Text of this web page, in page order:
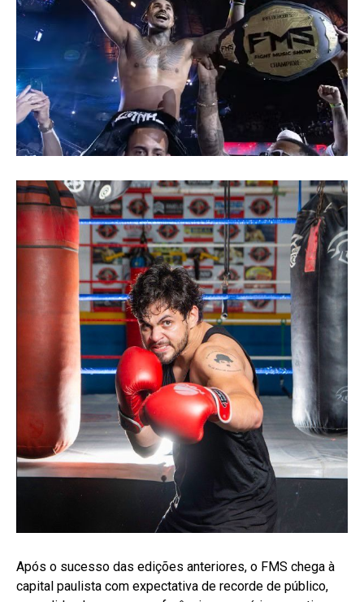
Após o sucesso das edições anteriores, o FMS chega à
capital paulista com expectativa de recorde de público,